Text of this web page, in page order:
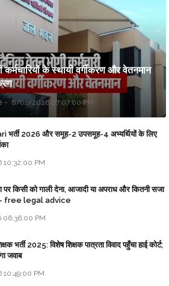
के स्थायी वर्गीकरण और वेतनमान
8/01/2026 07:07:00 PM
भर्ती 2026 और समूह-2 उपसमूह-4 अभ्यर्थियों के लिए
PM
पर किसी को गाली देना, आजादी या अपराध और कितनी सजा
- free legal advice
PM
भर्ती 2025: विशेष शिक्षक पात्रता विवाद पहुँचा हाई कोर्ट;
जवाब
PM